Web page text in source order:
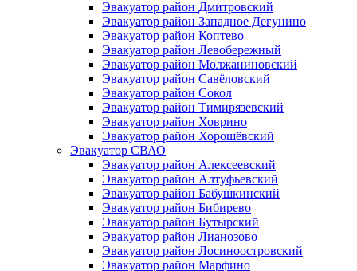
Эвакуатор район Дмитровский
Эвакуатор район Западное Дегунино
Эвакуатор район Коптево
Эвакуатор район Левобережный
Эвакуатор район Молжаниновский
Эвакуатор район Савёловский
Эвакуатор район Сокол
Эвакуатор район Тимирязевский
Эвакуатор район Ховрино
Эвакуатор район Хорошёвский
Эвакуатор СВАО
Эвакуатор район Алексеевский
Эвакуатор район Алтуфьевский
Эвакуатор район Бабушкинский
Эвакуатор район Бибирево
Эвакуатор район Бутырский
Эвакуатор район Лианозово
Эвакуатор район Лосиноостровский
Эвакуатор район Марфино